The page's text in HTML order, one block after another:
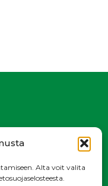
Alta voit valita